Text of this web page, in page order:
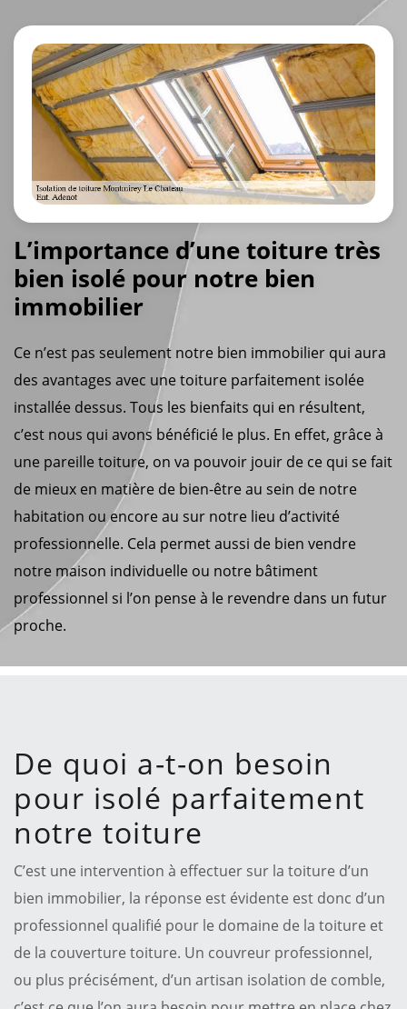
L’importance d’une toiture très
bien isolé pour notre bien
immobilier
Ce n’est pas seulement notre bien immobilier qui aura
des avantages avec une toiture parfaitement isolée
installée dessus. Tous les bienfaits qui en résultent,
c’est nous qui avons bénéficié le plus. En effet, grâce à
une pareille toiture, on va pouvoir jouir de ce qui se fait
de mieux en matière de bien-être au sein de notre
habitation ou encore au sur notre lieu d’activité
professionnelle. Cela permet aussi de bien vendre
notre maison individuelle ou notre bâtiment
professionnel si l’on pense à le revendre dans un futur
proche.
De quoi a-t-on besoin
pour isolé parfaitement
notre toiture
C’est une intervention à effectuer sur la toiture d’un
bien immobilier, la réponse est évidente est donc d’un
professionnel qualifié pour le domaine de la toiture et
de la couverture toiture. Un couvreur professionnel,
ou plus précisément, d’un artisan isolation de comble,